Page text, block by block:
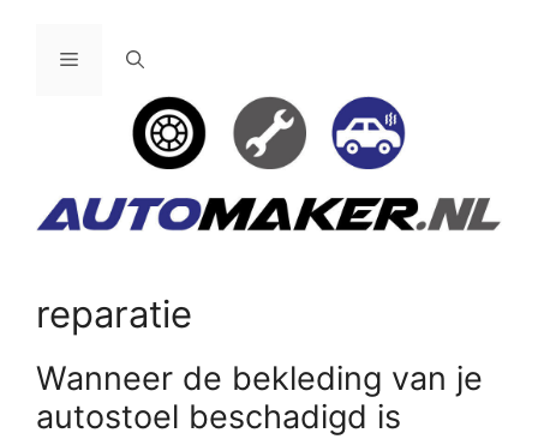
Menu
reparatie
Wanneer de bekleding van je
autostoel beschadigd is